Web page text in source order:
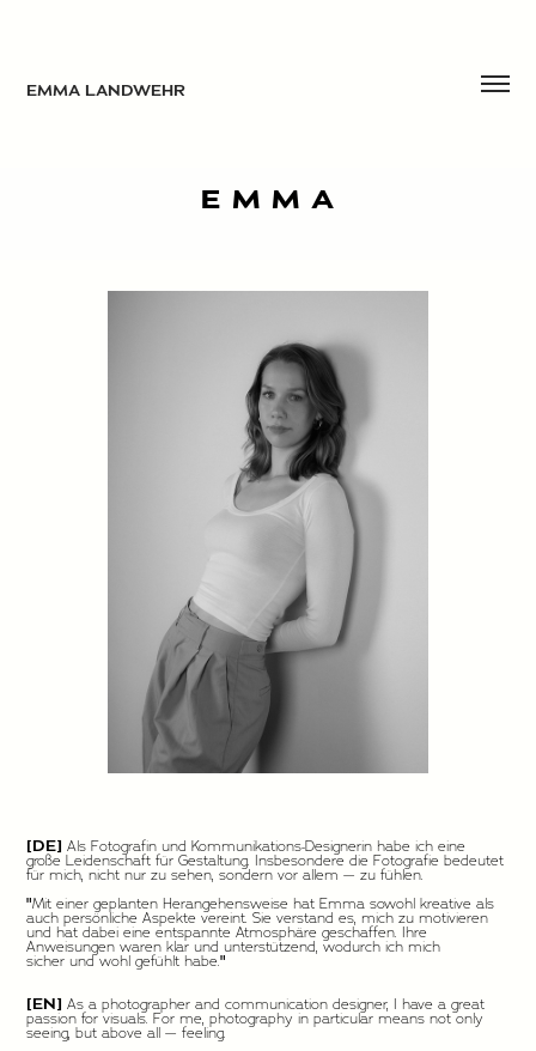
EMMA LANDWEHR
E M M A
[DE] Als Fotografin und Kommunikations-Designerin habe ich eine
große Leidenschaft für Gestaltung. Insbesondere die Fotografie bedeutet
für mich, nicht nur zu sehen, sondern vor allem —zu fühlen.
"Mit einer geplanten Herangehensweise hat Emma sowohl kreative als
auch persönliche Aspekte vereint. Sie verstand es, mich zu motivieren
und hat dabei eine entspannte Atmosphäre geschaffen. Ihre
Anweisungen waren klar und unterstützend, wodurch ich mich
sicher und wohl gefühlt habe."
[EN] As a photographer and communication designer, I have a great
passion for visuals. For me, photography in particular means not only
seeing, but above all — feeling.